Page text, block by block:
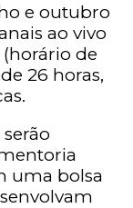
e outubro
ao vivo
(horário de
26 horas,
uma bolsa